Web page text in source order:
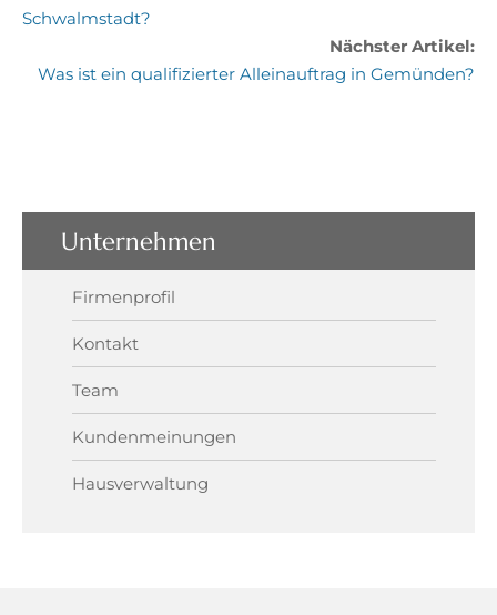
Schwalmstadt?
Nächster Artikel:
Was ist ein qualifizierter Alleinauftrag in Gemünden?
Unternehmen
Firmenprofil
Kontakt
Team
Kundenmeinungen
Hausverwaltung